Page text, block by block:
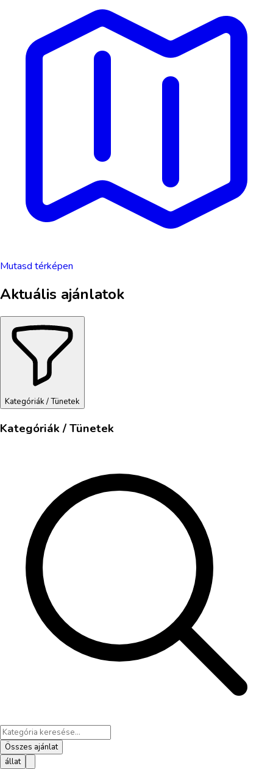
Mutasd térképen
Aktuális ajánlatok
Kategóriák / Tünetek
Kategóriák / Tünetek
Összes ajánlat
állat